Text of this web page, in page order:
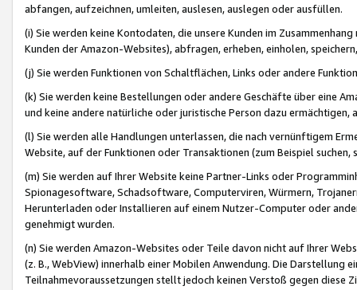
abfangen, aufzeichnen, umleiten, auslesen, auslegen oder ausfüllen.
(i) Sie werden keine Kontodaten, die unsere Kunden im
Kunden der Amazon-Websites), abfragen, erheben, einholen,
(j) Sie werden Funktionen von Schaltflächen, Links oder andere
(k) Sie werden keine Bestellungen oder andere Geschäfte über eine
und keine andere natürliche oder juristische Person dazu
(l) Sie werden alle Handlungen unterlassen, die nach vernünftigem
Website, auf der Funktionen oder Transaktionen (zum Beispiel
(m) Sie werden auf Ihrer Website keine Partner-Links oder
Spionagesoftware, Schadsoftware, Computerviren, Würmern,
Herunterladen oder Installieren auf einem Nutzer-Computer oder
genehmigt wurden.
(n) Sie werden Amazon-Websites oder Teile davon nicht auf Ihrer
(z. B., WebView) innerhalb einer Mobilen Anwendung. Die Darstellung
Teilnahmevoraussetzungen stellt jedoch keinen Verstoß gegen diese